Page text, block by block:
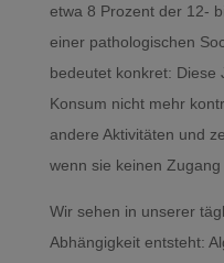
etwa 8 Prozent der 12-
einer pathologischen
bedeutet konkret: Diese
Konsum nicht mehr
andere Aktivitäten und
wenn sie keinen
Wir sehen in unserer
Abhängigkeit entsteht: